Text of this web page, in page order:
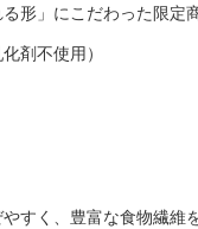
形」にこだわった限定
剤不使用）
すく、豊富な食物繊維